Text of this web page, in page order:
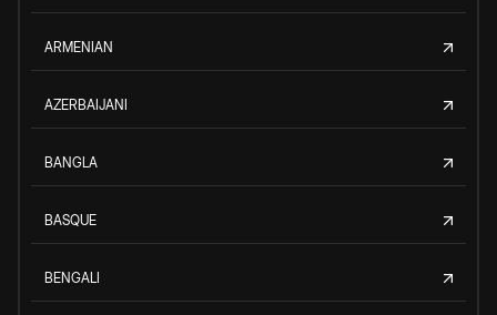
ARMENIAN
AZERBAIJANI
BANGLA
BASQUE
BENGALI